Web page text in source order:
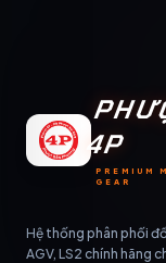
4P
PREMIUM
GEAR
Hệ thống phân phối
AGV, LS2 chính hãng